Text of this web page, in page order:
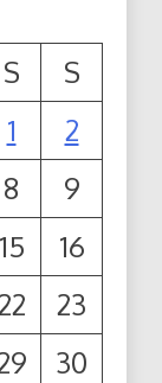
S
S
1
2
8
9
15
16
23
30